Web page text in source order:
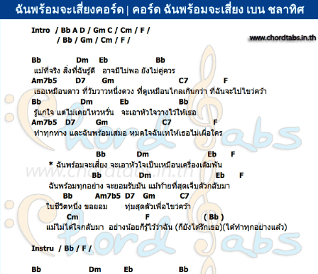
ฉันพร้อมจะเสี่ยงคอร์ด | คอร์ด ฉันพร้อมจะเสี่ยง เบน ชลาทิศ